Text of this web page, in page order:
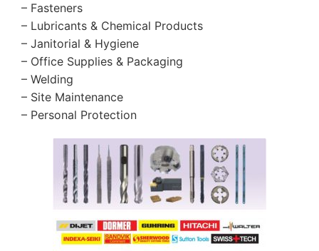
– Fasteners
– Lubricants & Chemical Products
– Janitorial & Hygiene
– Office Supplies & Packaging
– Welding
– Site Maintenance
– Personal Protection